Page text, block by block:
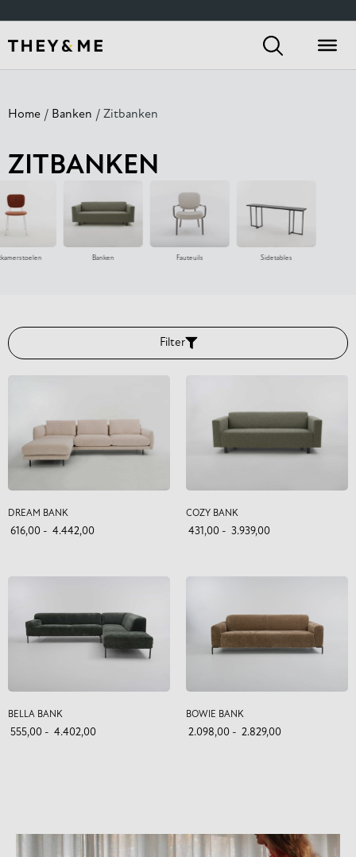
Home / Banken / Zitbanken
ZITBANKEN
Banken Fauteuils Sidetables
Filter
DREAM BANK
616,00 - 4.442,00
COZY BANK
431,00 - 3.939,00
BELLA BANK
555,00 - 4.402,00
BOWIE BANK
2.098,00 - 2.829,00